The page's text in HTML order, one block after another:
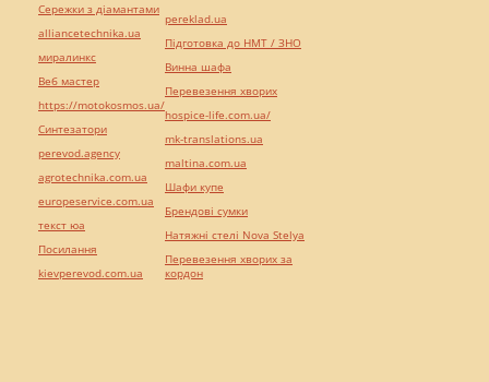
Сережки з діамантами
alliancetechnika.ua
миралинкс
Веб мастер
https://motokosmos.ua/
Синтезатори
perevod.agency
agrotechnika.com.ua
europeservice.com.ua
текст юа
Посилання
kievperevod.com.ua
pereklad.ua
Підготовка до НМТ / ЗНО
Винна шафа
Перевезення хворих
hospice-life.com.ua/
mk-translations.ua
maltina.com.ua
Шафи купе
Брендові сумки
Натяжні стелі Nova Stelya
Перевезення хворих за
кордон